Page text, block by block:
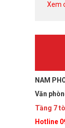
Xem
NAM
Văn
Tầng 7
Hotline